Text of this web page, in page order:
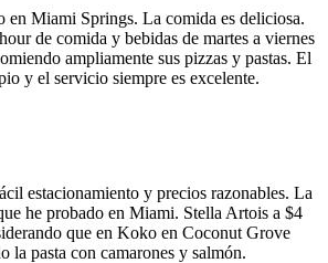
en Miami Springs. La comida es deliciosa.
de comida y bebidas de martes a viernes
ampliamente sus pizzas y pastas. El
y el servicio siempre es excelente.
estacionamiento y precios razonables. La
he probado en Miami. Stella Artois a $4
que en Koko en Coconut Grove
la pasta con camarones y salmón.